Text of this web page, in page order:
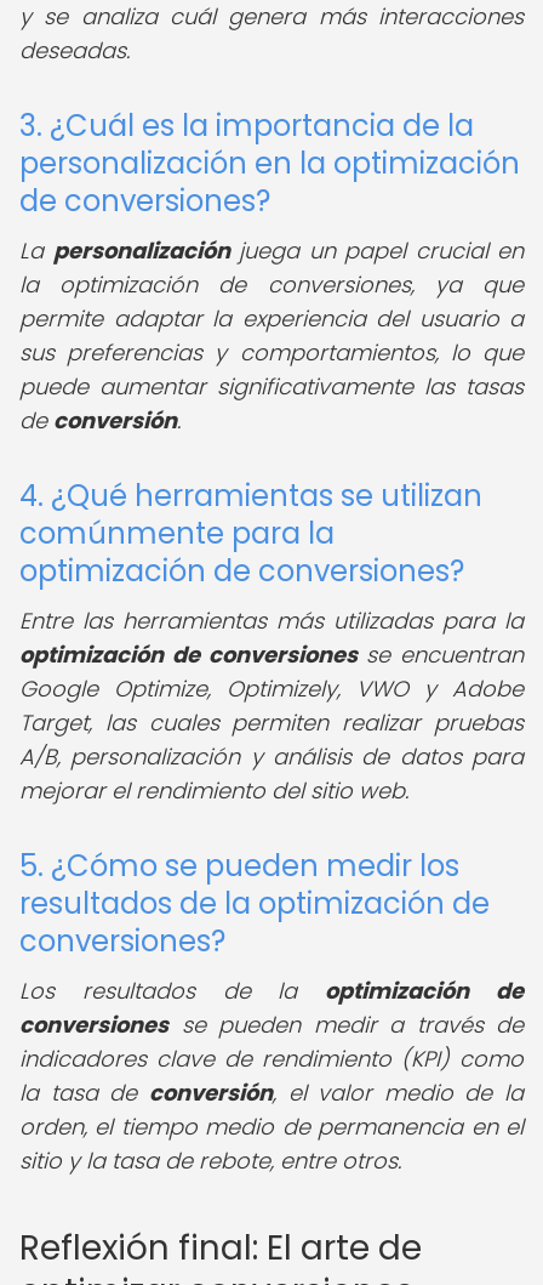
y se analiza cuál genera más interacciones
deseadas.
3. ¿Cuál es la importancia de la
personalización en la optimización
de conversiones?
La personalizaciónjuega un papel crucial en
la optimización de conversiones, ya que
permite adaptar la experiencia del usuario a
sus preferencias y comportamientos, lo que
puede aumentar significativamente las tasas
de conversión.
4. ¿Qué herramientas se utilizan
comúnmente para la
optimización de conversiones?
Entre las herramientas más utilizadas para la
optimización de conversionesse encuentran
Google Optimize, Optimizely, VWO y Adobe
Target, las cuales permiten realizar pruebas
A/B, personalización y análisis de datos para
mejorar el rendimiento del sitio web.
5. ¿Cómo se pueden medir los
resultados de la optimización de
conversiones?
Los resultados de la optimización de
conversionesse pueden medir a través de
indicadores clave de rendimiento (KPI) como
la tasa de conversión, el valor medio de la
orden, el tiempo medio de permanencia en el
sitio y la tasa de rebote, entre otros.
Reflexión final: El arte de